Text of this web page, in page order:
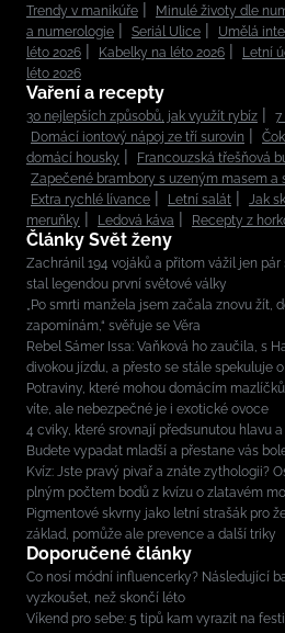
Trendy v manikúře Minulé životy dle
a numerologie
Seriál Ulice Umělá
léto 2026
Kabelky na léto 2026 Letní
léto 2026
Vaření a recepty
30 nejlepších způsobů, jak využít rybíz
7
Domácí iontový nápoj ze tří surovin
domácí housky
Francouzská třešňová
Zapečené brambory s uzeným masem a
Extra rychlé lívance
Letní salát
Jak
meruňky
Ledová káva Recepty z
Články Svět ženy
Zachránil 194 vojáků a přitom vážil jen
stal legendou první světové války
„Po smrti manžela jsem začala znovu žít,
zapomínám,“ svěřuje se Věra
Rebel Sámer Issa: Vaňková ho zaučila, s
divokou jízdu, a přesto se stále spekuluje
Potraviny, které mohou domácím
víte, ale nebezpečné je i exotické ovoce
4 cviky, které srovnají předsunutou hlavu
Budete vypadat mladší a přestane vás
Kvíz: Jste pravý pivař a znáte zythologii?
plným počtem bodů z kvízu o zlatavém
Pigmentové skvrny jako letní strašák pro
základ, pomůže ale prevence a další triky
Doporučené články
Co nosí módní influencerky? Následující
vyzkoušet, než skončí léto
Víkend pro sebe: 5 tipů kam vyrazit na